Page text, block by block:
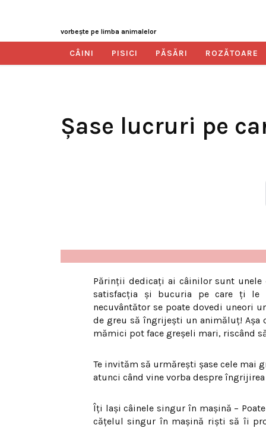
vorbeşte pe limba animalelor
CÂINI PISICI PĂSĂRI ROZĂTOARE
Şase lucruri pe
Părinţii dedicaţi ai câinilor sunt unele
satisfacţia şi bucuria pe care ţi le
necuvântător se poate dovedi uneori
de greu să îngrijeşti un animăluţ!
mămici pot face greşeli mari, riscând
Te invităm să urmăreşti şase cele mai
atunci când vine vorba despre
Îţi laşi câinele singur în maşină –
căţelul singur în maşină rişti să îi